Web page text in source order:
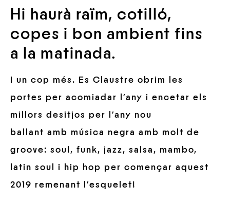
Hi haurà raïm, cotilló,
copes i bon ambient fins
a la matinada.
I un cop més. Es Claustre obrim les
portes per acomiadar l’any i encetar els
millors desitjos per l’any nou
ballant amb música negra amb molt de
groove: soul, funk, jazz, salsa, mambo,
latin soul i hip hop per començar aquest
2019 remenant l’esquelet!